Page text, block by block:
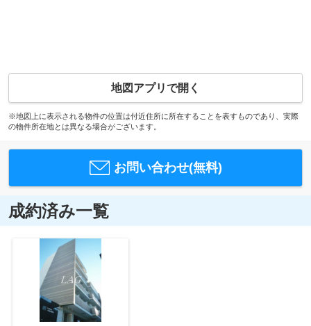
地図アプリで開く
※地図上に表示される物件の位置は付近住所に所在することを表すものであり、実際
の物件所在地とは異なる場合がございます。
お問い合わせ(無料)
成約済み一覧